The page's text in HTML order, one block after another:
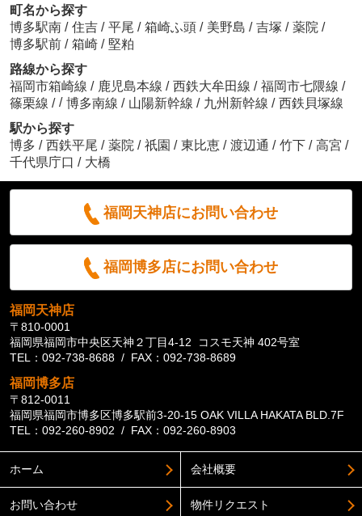
町名から探す
博多駅南 / 住吉 / 平尾 / 箱崎ふ頭 / 美野島 / 吉塚 / 薬院 /
博多駅前 / 箱崎 / 堅粕
路線から探す
福岡市箱崎線 / 鹿児島本線 / 西鉄大牟田線 / 福岡市七隈線 /
篠栗線 / / 博多南線 / 山陽新幹線 / 九州新幹線 / 西鉄貝塚線
駅から探す
博多 / 西鉄平尾 / 薬院 / 祇園 / 東比恵 / 渡辺通 / 竹下 / 高宮 /
千代県庁口 / 大橋
福岡天神店にお問い合わせ
福岡博多店にお問い合わせ
福岡天神店
〒810-0001
福岡県福岡市中央区天神２丁目4-12 コスモ天神 402号室
TEL：092-738-8688 / FAX：092-738-8689
福岡博多店
〒812-0011
福岡県福岡市博多区博多駅前3-20-15 OAK VILLA HAKATA BLD.7F
TEL：092-260-8902 / FAX：092-260-8903
ホーム 会社概要
お問い合わせ 物件リクエスト